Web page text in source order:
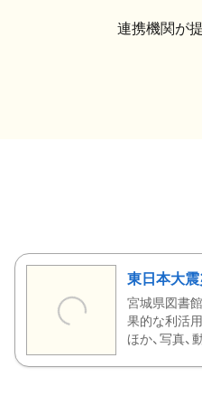
連携機関が
東日本大
宮城県図書
果的な利活
ほか、写真、